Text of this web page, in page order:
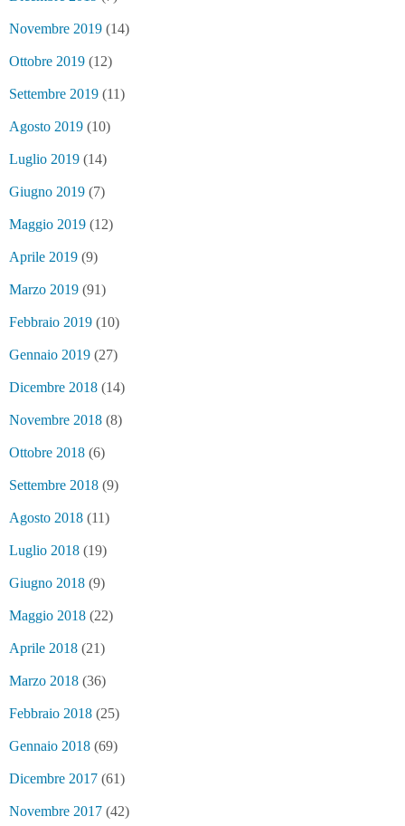
Novembre 2019 (14)
Ottobre 2019 (12)
Settembre 2019 (11)
Agosto 2019 (10)
Luglio 2019 (14)
Giugno 2019 (7)
Maggio 2019 (12)
Aprile 2019 (9)
Marzo 2019 (91)
Febbraio 2019 (10)
Gennaio 2019 (27)
Dicembre 2018 (14)
Novembre 2018 (8)
Ottobre 2018 (6)
Settembre 2018 (9)
Agosto 2018 (11)
Luglio 2018 (19)
Giugno 2018 (9)
Maggio 2018 (22)
Aprile 2018 (21)
Marzo 2018 (36)
Febbraio 2018 (25)
Gennaio 2018 (69)
Dicembre 2017 (61)
Novembre 2017 (42)